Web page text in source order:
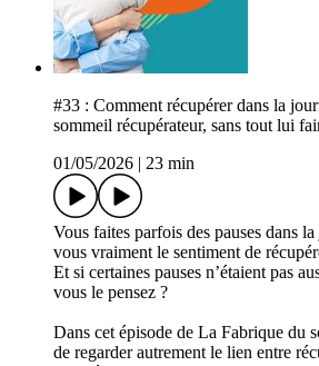
#33 : Comment récupérer dans la
sommeil récupérateur, sans tout lui
01/05/2026
23 min
Vous faites parfois des pauses dans
vous vraiment le sentiment de
Et si certaines pauses n’étaient pas
vous le pensez ?
Dans cet épisode de La Fabrique du
de regarder autrement le lien entre